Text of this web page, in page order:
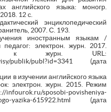
английского языка: моногр.
12 с.
энциклопедический
2007. С. 193.
иностранным языкам /
электрон. журн. 2017.
к журн. URL:
publik/publ?id=3341 (дата
в изучении английского языка
электрон. журн. 2015. Режим
infourok.ru/sposobi-povisheniya-
yazika-615922.html (дата